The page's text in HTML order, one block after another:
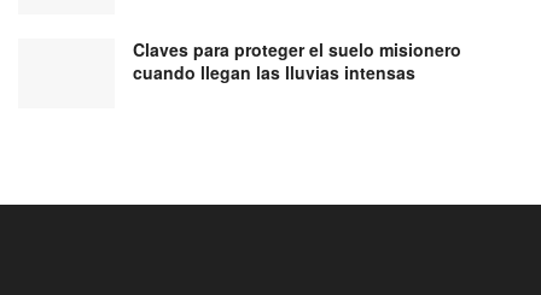
Claves para proteger el suelo misionero
cuando llegan las lluvias intensas